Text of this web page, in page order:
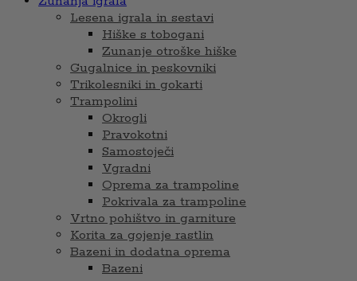
Lesena igrala in sestavi
Hiške s tobogani
Zunanje otroške hiške
Gugalnice in peskovniki
Trikolesniki in gokarti
Trampolini
Okrogli
Pravokotni
Samostoječi
Vgradni
Oprema za trampoline
Pokrivala za trampoline
Vrtno pohištvo in garniture
Korita za gojenje rastlin
Bazeni in dodatna oprema
Bazeni